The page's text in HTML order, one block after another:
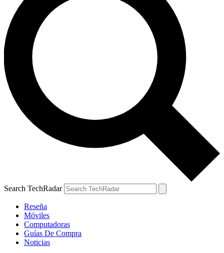
Search TechRadar
Reseña
Móviles
Computadoras
Guías De Compra
Noticias